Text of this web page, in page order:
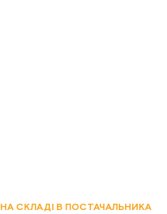
НА СКЛАДІ В ПОСТАЧАЛЬНИКА